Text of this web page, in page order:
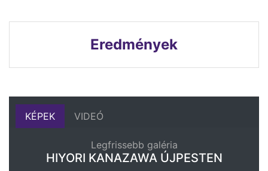
Eredmények
KÉPEK VIDEÓ
Legfrissebb galéria
HIYORI KANAZAWA ÚJPESTEN